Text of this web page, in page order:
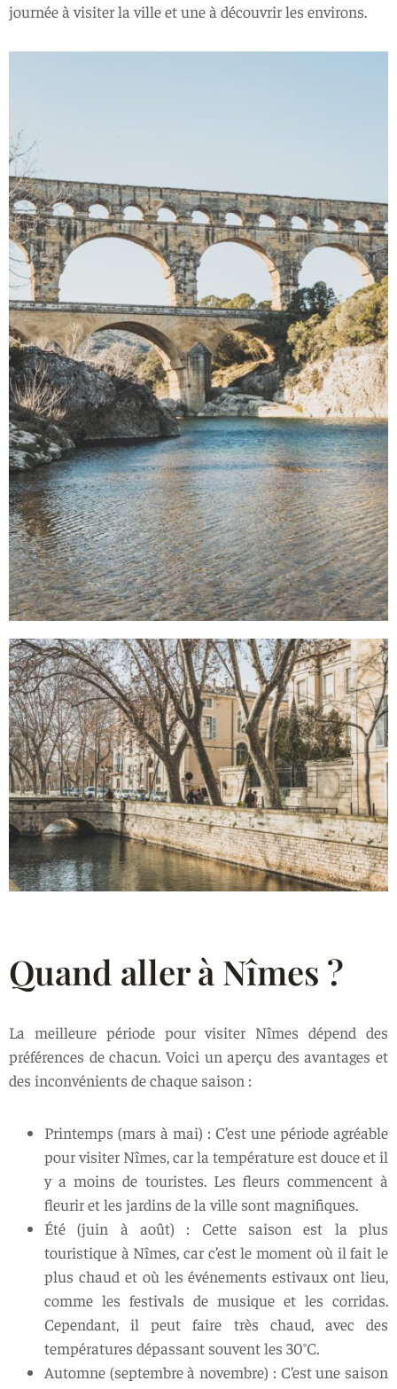
journée à visiter la ville et une à découvrir les environs.
Quand aller à Nîmes ?
La meilleure période pour visiter Nîmes dépend des
préférences de chacun. Voici un aperçu des avantages et
des inconvénients de chaque saison :
Printemps (mars à mai) : C’est une période agréable
pour visiter Nîmes, car la température est douce et il
y a moins de touristes. Les fleurs commencent à
fleurir et les jardins de la ville sont magnifiques.
Été (juin à août) : Cette saison est la plus
touristique à Nîmes, car c’est le moment où il fait le
plus chaud et où les événements estivaux ont lieu,
comme les festivals de musique et les corridas.
Cependant, il peut faire très chaud, avec des
températures dépassant souvent les 30°C.
Automne (septembre à novembre) : C’est une saison